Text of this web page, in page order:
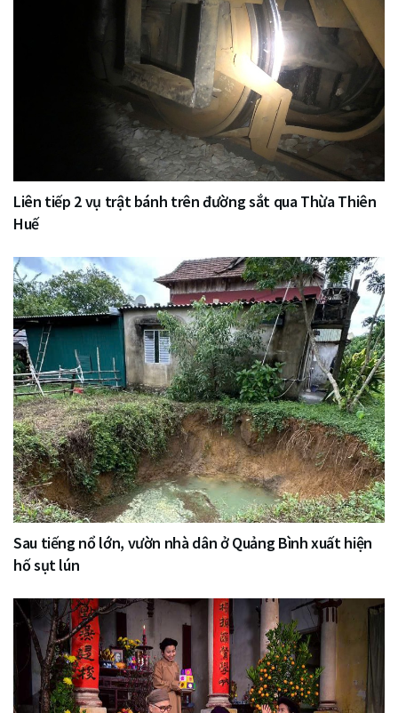
Liên tiếp 2 vụ trật bánh trên đường sắt qua Thừa Thiên
Huế
Sau tiếng nổ lớn, vườn nhà dân ở Quảng Bình xuất hiện
hố sụt lún